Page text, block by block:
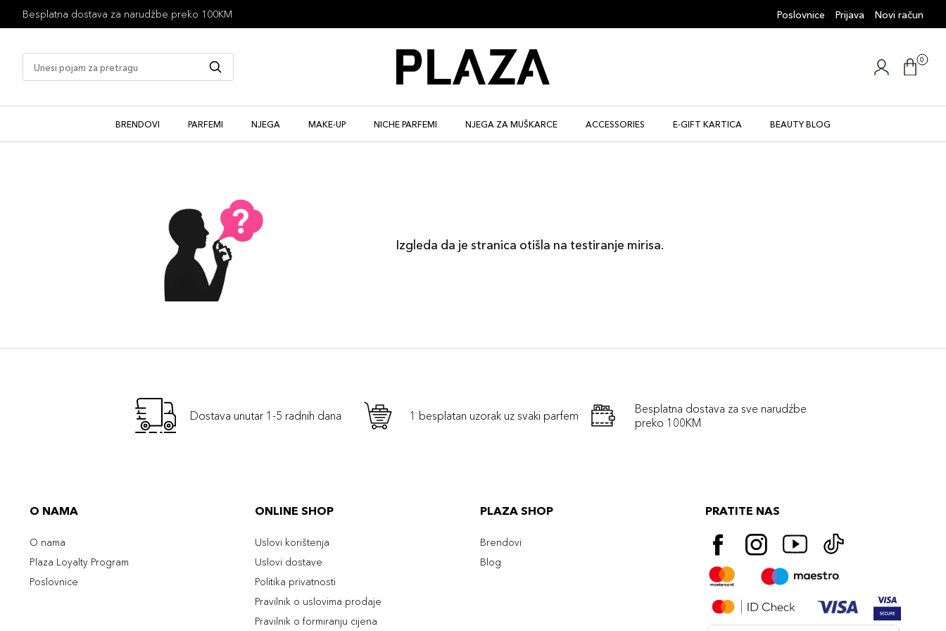
Besplatna dostava za narudžbe preko 100KM Poslovnice Prijava Novi račun
0
BRENDOVI PARFEMI NJEGA MAKE-UP NICHE PARFEMI NJEGA ZA MUŠKARCE ACCESSORIES E-GIFT KARTICA BEAUTY BLOG
Izgleda da je stranica otišla na testiranje mirisa.
Dostava unutar 1-5 radnih dana 1 besplatan uzorak uz svaki parfem
Besplatna dostava za sve narudźbe
preko 100KM
O NAMA
O nama
Plaza Loyalty Program
Poslovnice
ONLINE SHOP
Uslovi korištenja
Uslovi dostave
Politika privatnosti
Pravilnik o uslovima prodaje
Pravilnik o formiranju cijena
PLAZA SHOP
Brendovi
Blog
PRATITE NAS